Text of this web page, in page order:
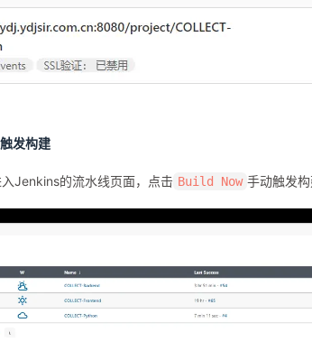
发构建
Jenkins的流水线页面，点击 Build Now 手动触发构